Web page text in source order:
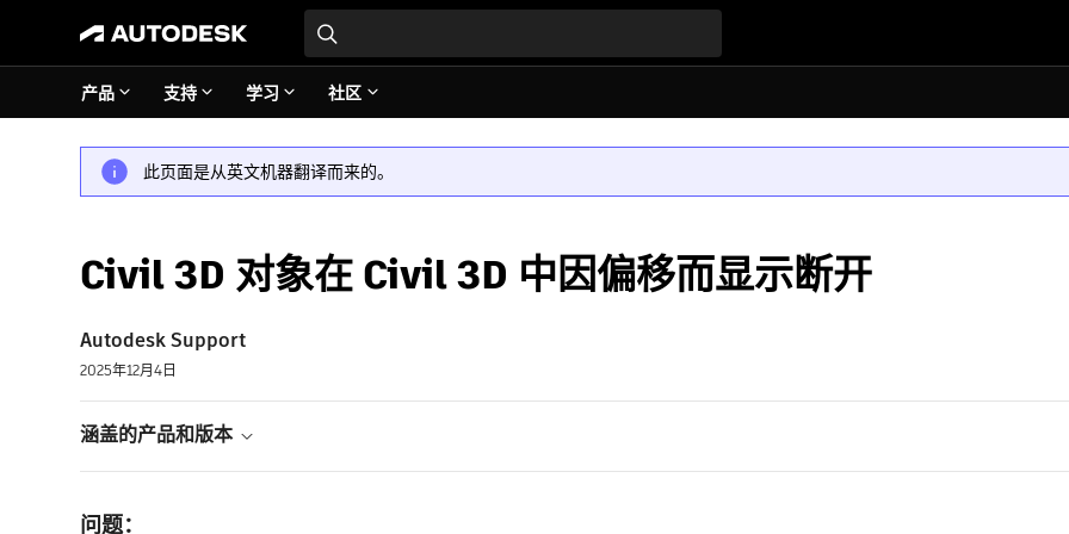
产品 支持 学习 社区
此页面是从英文机器翻译而来的。
Civil 3D 对象在 Civil 3D 中因偏移而显示断开
Autodesk Support
2025年12月4日
涵盖的产品和版本
问题：